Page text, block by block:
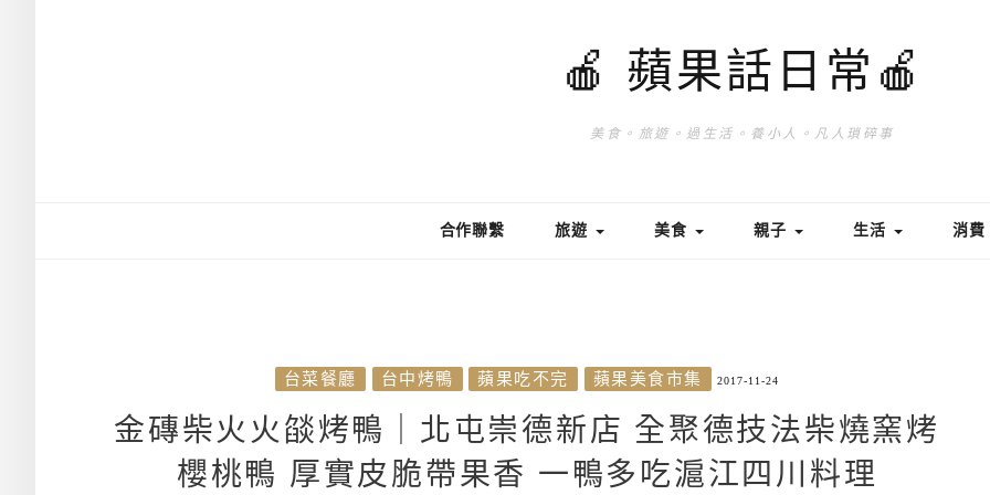
🍎 蘋果話日常🍎
美食。旅遊。過生活。養小人。凡人瑣碎事
合作聯繫 旅遊 美食 親子 生活 消費
台菜餐廳 台中烤鴨 蘋果吃不完 蘋果美食市集 2017-11-24
金磚柴火火燄烤鴨｜北屯崇德新店 全聚德技法柴燒窯烤
櫻桃鴨 厚實皮脆帶果香 一鴨多吃滬江四川料理